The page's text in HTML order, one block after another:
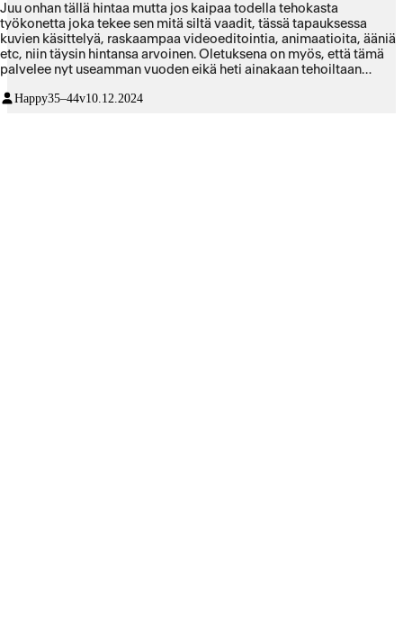
Juu onhan tällä hintaa mutta jos kaipaa todella tehokasta
työkonetta joka tekee sen mitä siltä vaadit, tässä tapauksessa
kuvien käsittelyä, raskaampaa videoeditointia, animaatioita, ääniä
etc, niin täysin hintansa arvoinen. Oletuksena on myös, että tämä
palvelee nyt useamman vuoden eikä heti ainakaan tehoiltaan
kaatumisia (mitä en ikinä uskonut kokevani). Akku on jotain
Happy35–44v10.12.2024